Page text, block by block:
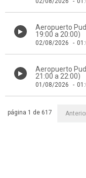
Aeropuerto
19:00 a 20:00)
02/08/2026 -
Aeropuerto
21:00 a 22:00)
01/08/2026 -
página 1 de 617